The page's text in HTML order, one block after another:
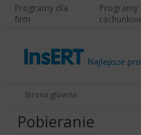
Programy dla
firm
Strona główna
Pobieranie